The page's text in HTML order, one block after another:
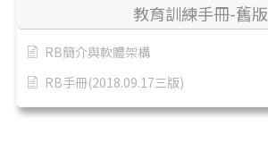
教育訓練手冊-舊版
RB簡介與軟體架構
RB手冊(2018.09.17三版)